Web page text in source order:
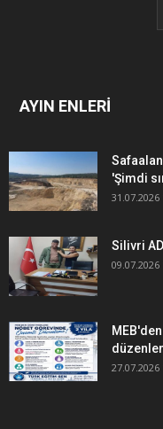
AYIN ENLERİ
'Şimdi
31.07.2026
Silivri
09.07.2026
27.07.2026